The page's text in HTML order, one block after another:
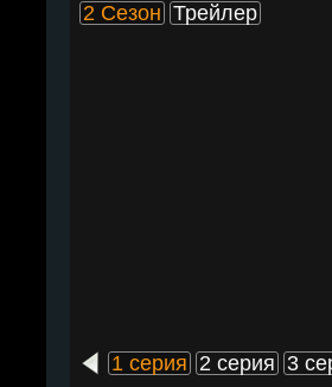
2 Сезон Трейлер
1 серия 2 серия 3